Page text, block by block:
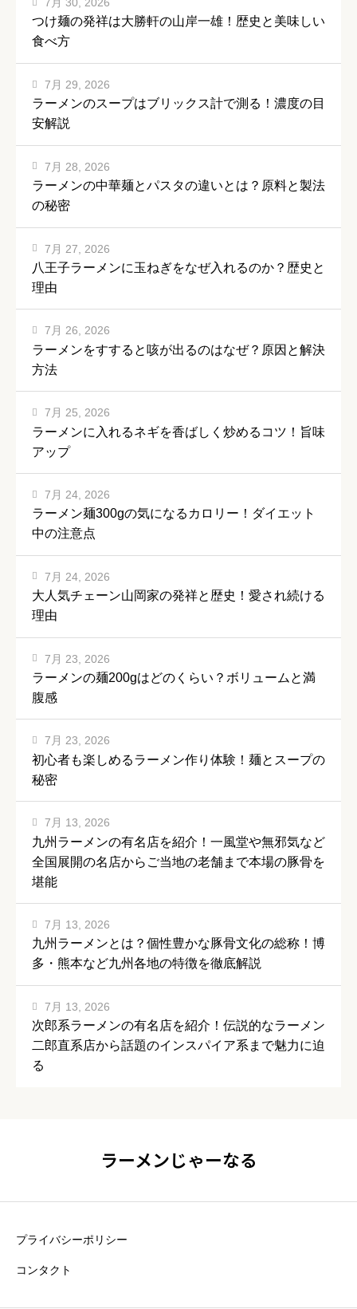
つけ麺の発祥は大勝軒の山岸一雄！歴史と美味しい
食べ方
7月 30, 2026
ラーメンのスープはブリックス計で測る！濃度の目
安解説
7月 29, 2026
ラーメンの中華麺とパスタの違いとは？原料と製法
の秘密
7月 28, 2026
八王子ラーメンに玉ねぎをなぜ入れるのか？歴史と
理由
7月 27, 2026
ラーメンをすすると咳が出るのはなぜ？原因と解決
方法
7月 26, 2026
ラーメンに入れるネギを香ばしく炒めるコツ！旨味
アップ
7月 25, 2026
ラーメン麺300gの気になるカロリー！ダイエット
中の注意点
7月 24, 2026
大人気チェーン山岡家の発祥と歴史！愛され続ける
理由
7月 24, 2026
ラーメンの麺200gはどのくらい？ボリュームと満
腹感
7月 23, 2026
初心者も楽しめるラーメン作り体験！麺とスープの
秘密
7月 23, 2026
九州ラーメンの有名店を紹介！一風堂や無邪気など
全国展開の名店からご当地の老舗まで本場の豚骨を
堪能
7月 13, 2026
九州ラーメンとは？個性豊かな豚骨文化の総称！博
多・熊本など九州各地の特徴を徹底解説
7月 13, 2026
次郎系ラーメンの有名店を紹介！伝説的なラーメン
二郎直系店から話題のインスパイア系まで魅力に迫
る
7月 13, 2026
ラーメンじゃーなる
プライバシーポリシー
コンタクト